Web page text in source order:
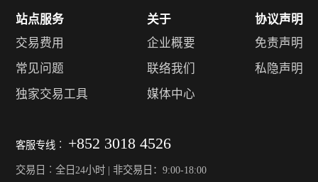
站点服务
交易费用
常见问题
独家交易工具
关于
企业概要
联络我们
媒体中心
协议声明
免责声明
私隐声明
客服专线︰ +852 3018 4526
交易日︰全日24小时 | 非交易日：9:00-18:00